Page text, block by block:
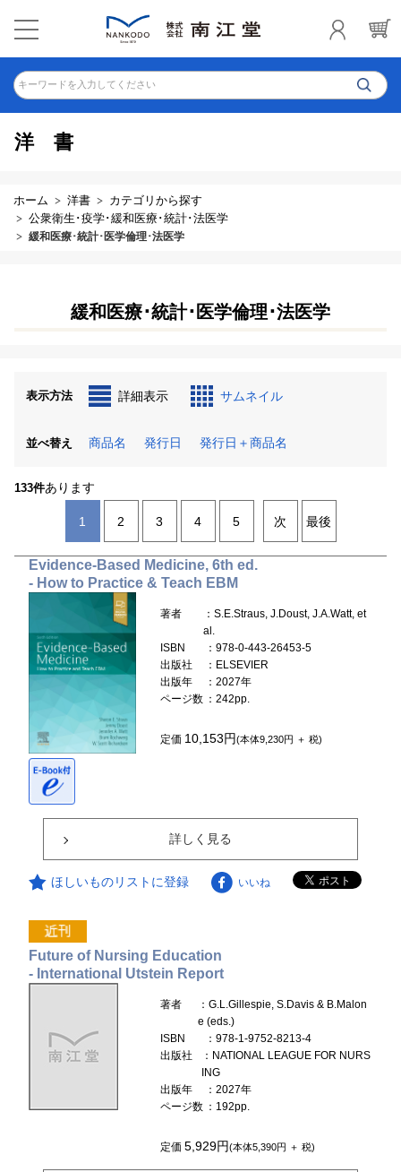
キーワードを入力してください
洋書
ホーム 洋書
カテゴリから探す
公衆衛生･疫学･緩和医療･統計･法医学
緩和医療･統計･医学倫理･法医学
緩和医療･統計･医学倫理･法医学
表示方法 詳細表示 サムネイル
並べ替え 商品名 発行日 発行日＋商品名
133件あります
1 2 3 4 5 次 最後
Evidence-Based Medicine, 6th ed.
- How to Practice & Teach EBM
著者
：S.E.Straus, J.Doust, J.A.Watt, et
al.
ISBN
：978-0-443-26453-5
出版社
：ELSEVIER
出版年
：2027年
ページ数 ：242pp.
定価 10,153円(本体9,230円 ＋ 税)
詳しく見る
ほしいものリストに登録 いいね
Future of Nursing Education
- International Utstein Report
著者
：G.L.Gillespie, S.Davis & B.Malon
e (eds.)
ISBN
：978-1-9752-8213-4
出版社
：NATIONAL LEAGUE FOR NURS
ING
出版年
：2027年
ページ数 ：192pp.
定価5,929円(本体5,390円 ＋ 税)